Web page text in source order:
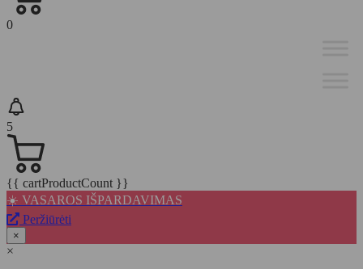
0
5
{{ cartProductCount }}
☀️ VASAROS IŠPARDAVIMAS
Peržiūrėti
×
×